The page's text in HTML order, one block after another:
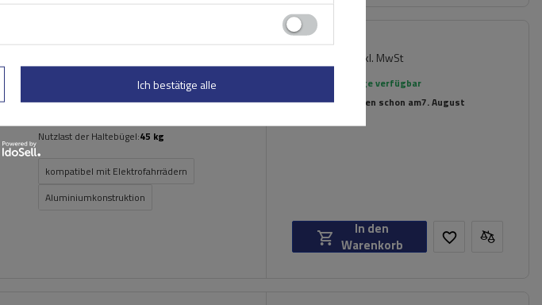
Heckklappen-Fahrradträger
Fassungsvermögen: Fahrräder:2
Nutzlast der Haltebügel:45 kg
kompatibel mit Elektrofahrrädern
Aluminiumkonstruktion
inkl. MwSt
Große Menge verfügbar
Wir versenden schon am7. August
In den
Warenkorb
Ich bestätige alle